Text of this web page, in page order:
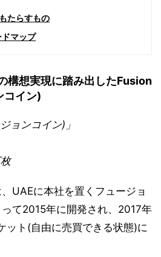
たらすもの
マップ
構想実現に踏み出したFusion
コイン)
ョンコイン)」
UAEに本社を置くフュージョ
て2015年に開発され、2017年
ット(自由に売買できる状態)に